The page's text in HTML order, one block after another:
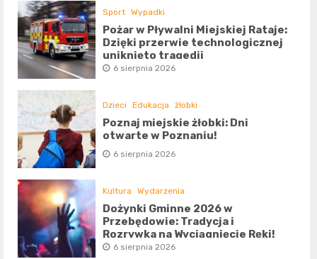
Sport Wypadki
Pożar w Pływalni Miejskiej Rataje:
Dzięki przerwie technologicznej
uniknięto tragedii
6 sierpnia 2026
Dzieci Edukacja żłobki
Poznaj miejskie żłobki: Dni
otwarte w Poznaniu!
6 sierpnia 2026
Kultura Wydarzenia
Dożynki Gminne 2026 w
Przebędowie: Tradycja i
Rozrywka na Wyciągnięcie Ręki!
6 sierpnia 2026